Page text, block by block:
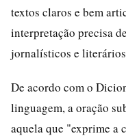
textos claros e bem
interpretação precisa
jornalísticos e
De acordo com o
linguagem, a oração
aquela que "exprime a